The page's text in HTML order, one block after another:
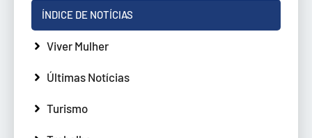
ÍNDICE DE NOTÍCIAS
Viver Mulher
Últimas Notícias
Turismo